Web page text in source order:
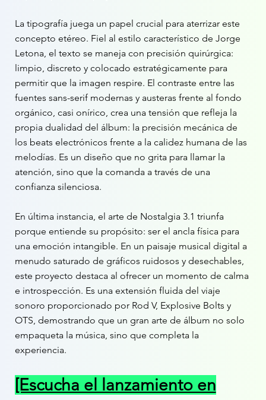
La tipografía juega un papel crucial para aterrizar este
concepto etéreo. Fiel al estilo característico de Jorge
Letona, el texto se maneja con precisión quirúrgica:
limpio, discreto y colocado estratégicamente para
permitir que la imagen respire. El contraste entre las
fuentes sans-serif modernas y austeras frente al fondo
orgánico, casi onírico, crea una tensión que refleja la
propia dualidad del álbum: la precisión mecánica de
los beats electrónicos frente a la calidez humana de las
melodías. Es un diseño que no grita para llamar la
atención, sino que la comanda a través de una
confianza silenciosa.
En última instancia, el arte de Nostalgia 3.1 triunfa
porque entiende su propósito: ser el ancla física para
una emoción intangible. En un paisaje musical digital a
menudo saturado de gráficos ruidosos y desechables,
este proyecto destaca al ofrecer un momento de calma
e introspección. Es una extensión fluida del viaje
sonoro proporcionado por Rod V, Explosive Bolts y
OTS, demostrando que un gran arte de álbum no solo
empaqueta la música, sino que completa la
experiencia.
[Escucha el lanzamiento en